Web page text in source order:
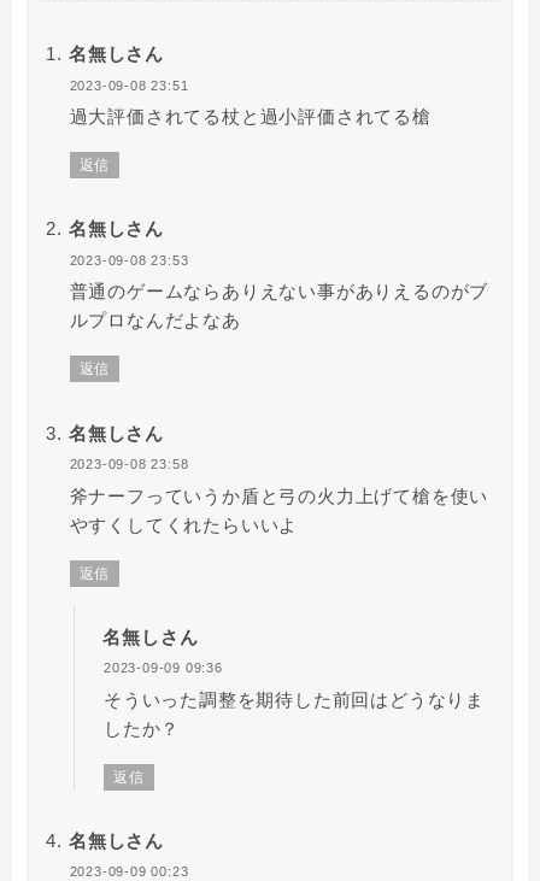
名無しさん
2023-09-08 23:51
過大評価されてる杖と過小評価されてる槍
返信
名無しさん
2023-09-08 23:53
普通のゲームならありえない事がありえるのがブ
ルプロなんだよなあ
返信
名無しさん
2023-09-08 23:58
斧ナーフっていうか盾と弓の火力上げて槍を使い
やすくしてくれたらいいよ
返信
名無しさん
2023-09-09 09:36
そういった調整を期待した前回はどうなりま
したか？
返信
名無しさん
2023-09-09 00:23